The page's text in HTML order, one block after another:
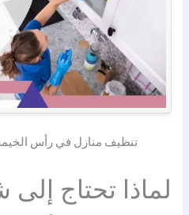
تنظيف منازل في رأس
لماذا تحتاج